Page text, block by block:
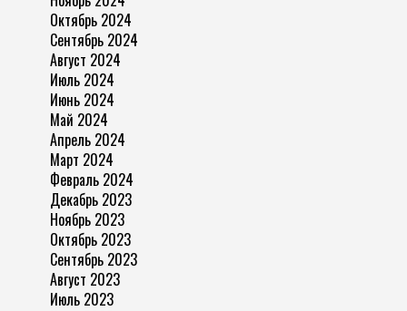
Октябрь 2024
Сентябрь 2024
Август 2024
Июль 2024
Июнь 2024
Май 2024
Апрель 2024
Март 2024
Февраль 2024
Декабрь 2023
Ноябрь 2023
Октябрь 2023
Сентябрь 2023
Август 2023
Июль 2023